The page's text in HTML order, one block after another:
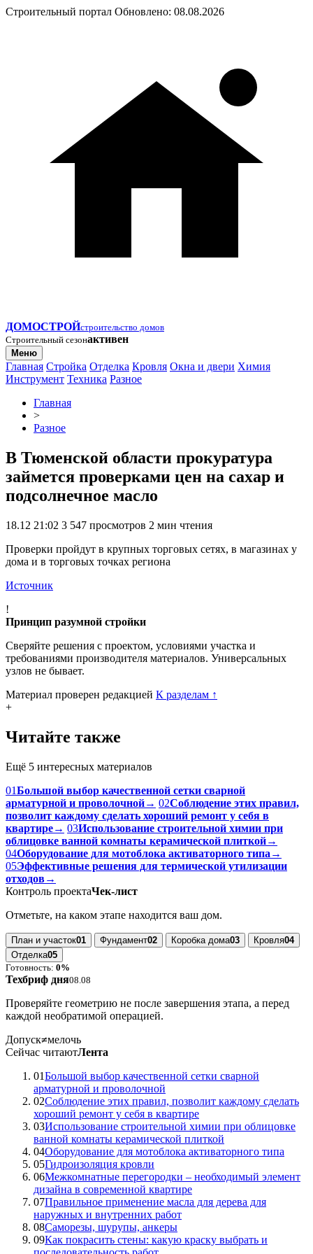
Строительный портал Обновлено: 08.08.2026
ДОМОСТРОЙстроительство домов
Строительный сезонактивен
Меню
Главная Стройка Отделка Кровля Окна и двери Химия
Инструмент Техника Разное
Главная
>
Разное
В Тюменской области прокуратура
займется проверками цен на сахар и
подсолнечное масло
18.12 21:02 3 547 просмотров 2 мин чтения
Проверки пройдут в крупных торговых сетях, в магазинах у
дома и в торговых точках региона
Источник
!
Принцип разумной стройки
Сверяйте решения с проектом, условиями участка и
требованиями производителя материалов. Универсальных
узлов не бывает.
Материал проверен редакцией К разделам ↑
+
Читайте также
Ещё 5 интересных материалов
01Большой выбор качественной сетки сварной
арматурной и проволочной→ 02Соблюдение этих правил,
позволит каждому сделать хороший ремонт у себя в
квартире→ 03Использование строительной химии при
облицовке ванной комнаты керамической плиткой→
04Оборудование для мотоблока активаторного типа →
05Эффективные решения для термической утилизации
отходов→
Контроль проектаЧек-лист
Отметьте, на каком этапе находится ваш дом.
План и участок01 Фундамент02 Коробка дома03 Кровля04
Отделка05
Готовность: 0%
Техбриф дня08.08
Проверяйте геометрию не после завершения этапа, а перед
каждой необратимой операцией.
Допуск≠мелочь
Сейчас читаютЛента
01Большой выбор качественной сетки сварной
арматурной и проволочной
02Соблюдение этих правил, позволит каждому сделать
хороший ремонт у себя в квартире
03Использование строительной химии при облицовке
ванной комнаты керамической плиткой
04Оборудование для мотоблока активаторного типа
05Гидроизоляция кровли
06Межкомнатные перегородки – необходимый элемент
дизайна в современной квартире
07Правильное применение масла для дерева для
наружных и внутренних работ
08Саморезы, шурупы, анкеры
09Как покрасить стены: какую краску выбрать и